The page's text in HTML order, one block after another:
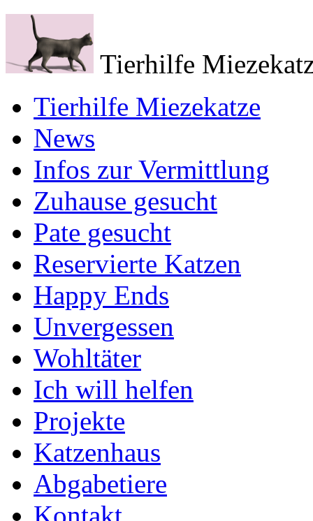
Tierhilfe
Tierhilfe Miezekatze
News
Infos zur Vermittlung
Zuhause gesucht
Pate gesucht
Reservierte Katzen
Happy Ends
Unvergessen
Wohltäter
Ich will helfen
Projekte
Katzenhaus
Abgabetiere